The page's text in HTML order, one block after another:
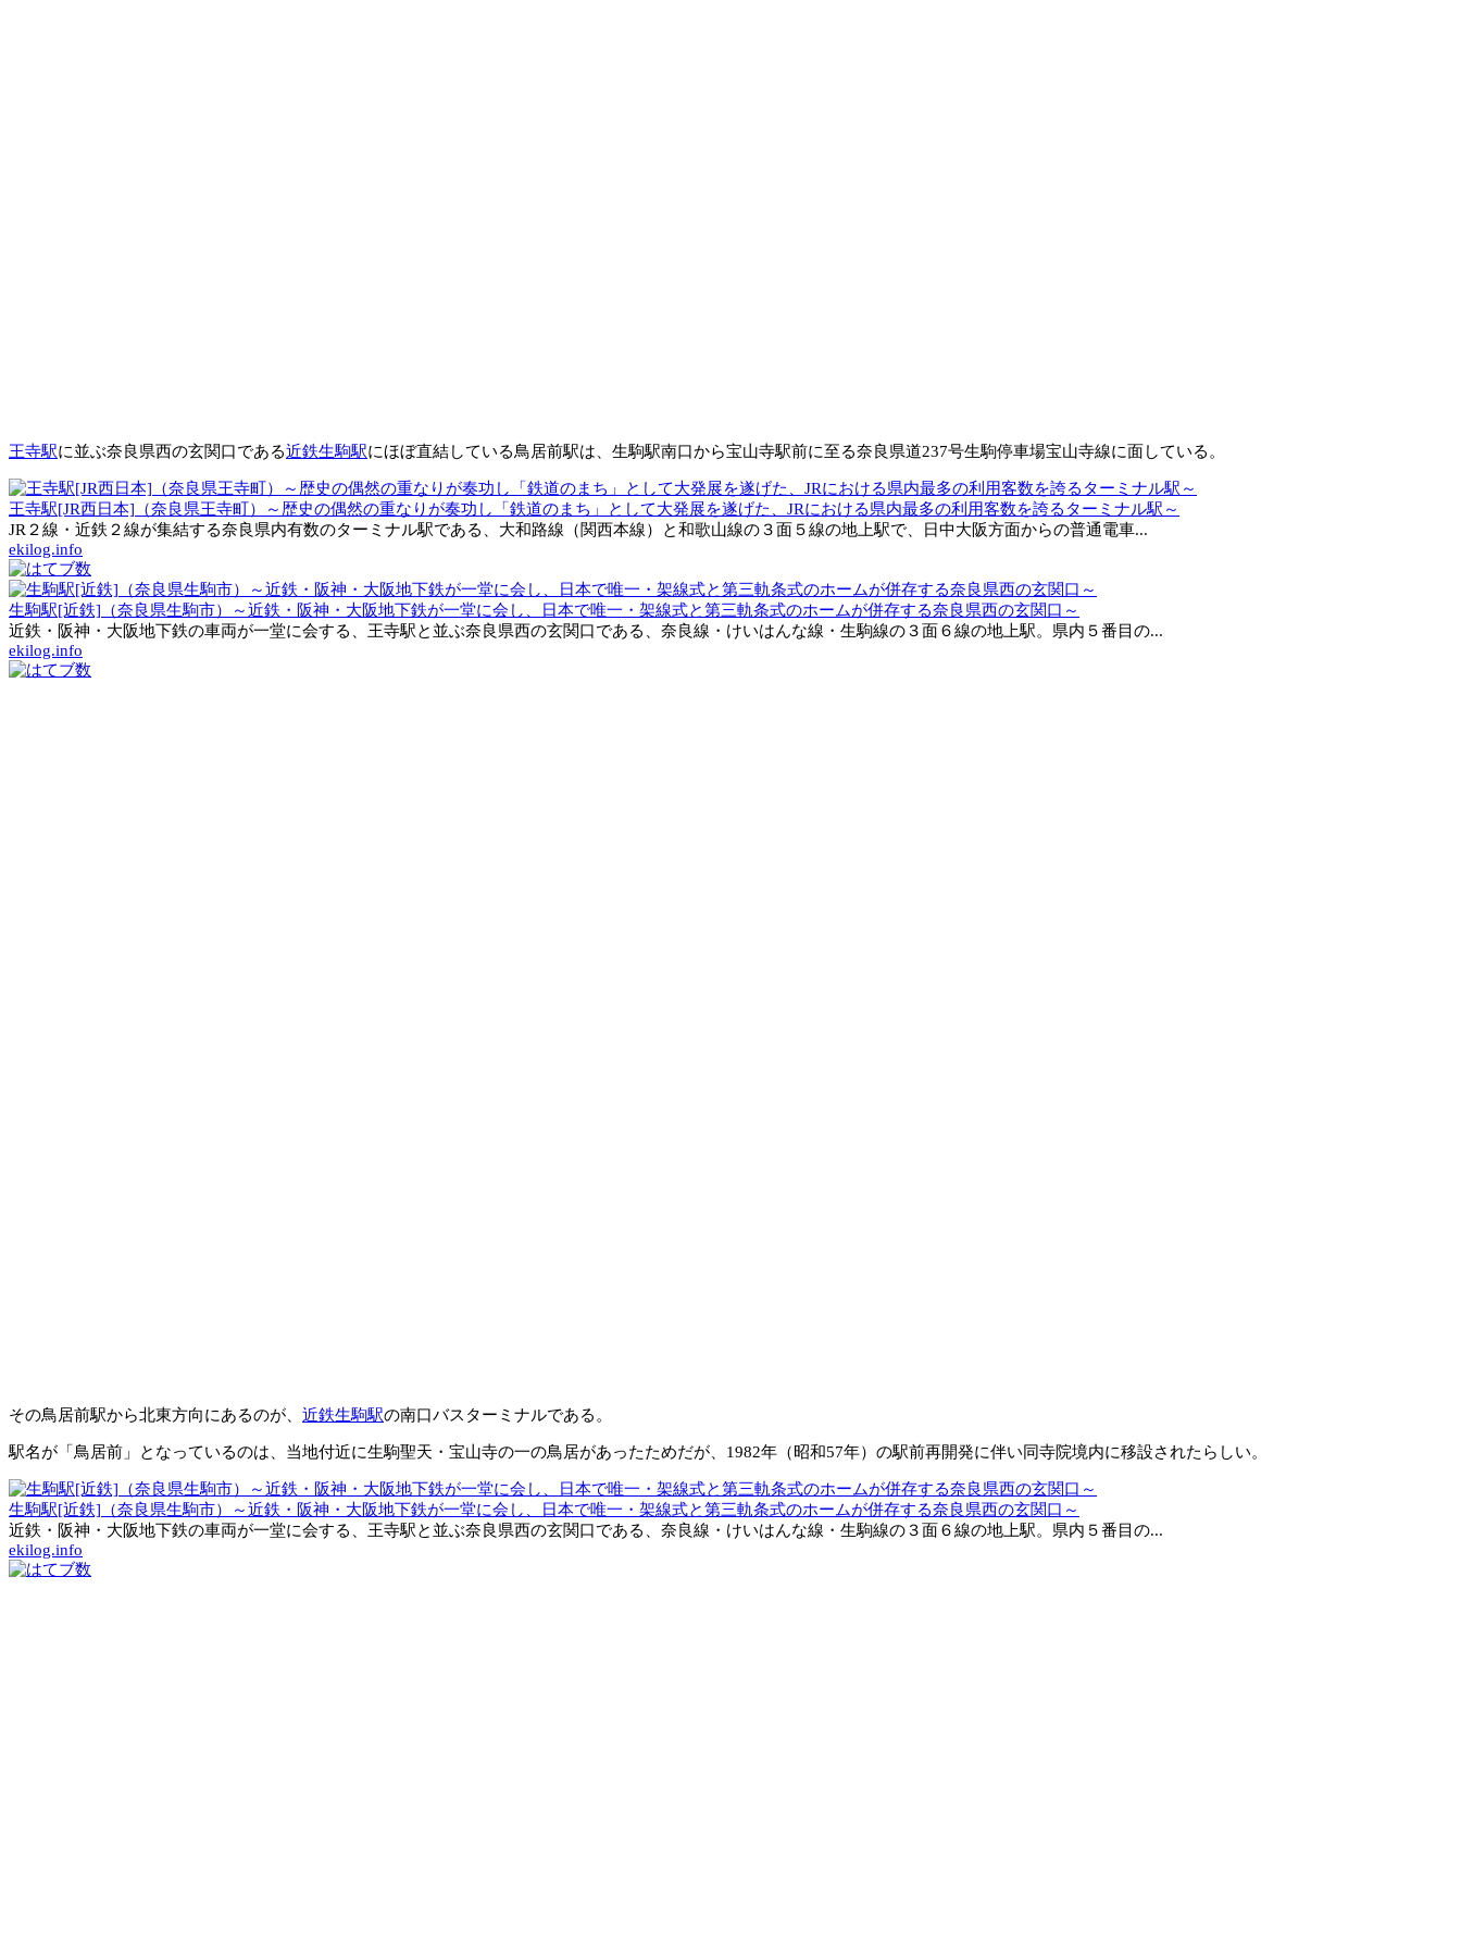
王寺駅に並ぶ奈良県西の玄関口である近鉄生駒駅にほぼ直結している鳥居前駅は、生駒駅南口から宝山寺駅前に至る奈良県道237号生駒停車場宝山寺線に面している。
王寺駅[JR西日本]（奈良県王寺町）～歴史の偶然の重なりが奏功し「鉄道のまち」として大発展を遂げた、JRにおける県内最多の利用客数を誇るターミナル駅～
JR２線・近鉄２線が集結する奈良県内有数のターミナル駅である、大和路線（関西本線）と和歌山線の３面５線の地上駅で、日中大阪方面からの普通電車...
ekilog.info
生駒駅[近鉄]（奈良県生駒市）～近鉄・阪神・大阪地下鉄が一堂に会し、日本で唯一・架線式と第三軌条式のホームが併存する奈良県西の玄関口～
近鉄・阪神・大阪地下鉄の車両が一堂に会する、王寺駅と並ぶ奈良県西の玄関口である、奈良線・けいはんな線・生駒線の３面６線の地上駅。県内５番目の...
ekilog.info
その鳥居前駅から北東方向にあるのが、 近鉄生駒駅の南口バスターミナルである。
駅名が「鳥居前」となっているのは、当地付近に生駒聖天・宝山寺の一の鳥居があったためだが、1982年（昭和57年）の駅前再開発に伴い同寺院境内に移設されたらしい。
生駒駅[近鉄]（奈良県生駒市）～近鉄・阪神・大阪地下鉄が一堂に会し、日本で唯一・架線式と第三軌条式のホームが併存する奈良県西の玄関口～
近鉄・阪神・大阪地下鉄の車両が一堂に会する、王寺駅と並ぶ奈良県西の玄関口である、奈良線・けいはんな線・生駒線の３面６線の地上駅。県内５番目の...
ekilog.info